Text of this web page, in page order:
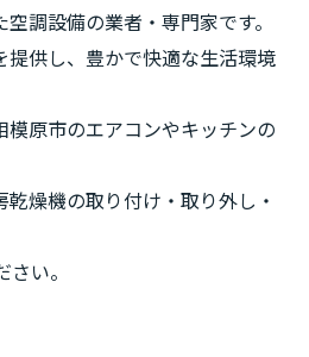
調設備の業者・専門家です。
供し、豊かで快適な生活環境
原市のエアコンやキッチンの
燥機の取り付け・取り外し・
い。